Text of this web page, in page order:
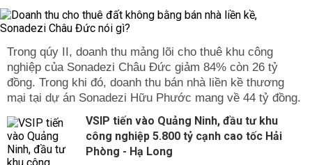
Trong qúy II, doanh thu mảng lõi cho thuê khu công
nghiệp của Sonadezi Châu Đức giảm 84% còn 26 tỷ
đồng. Trong khi đó, doanh thu bán nhà liền kề thương
mại tại dự án Sonadezi Hữu Phước mang về 44 tỷ đồng.
VSIP tiến vào Quảng Ninh, đầu tư khu
công nghiệp 5.800 tỷ cạnh cao tốc Hải
Phòng - Hạ Long